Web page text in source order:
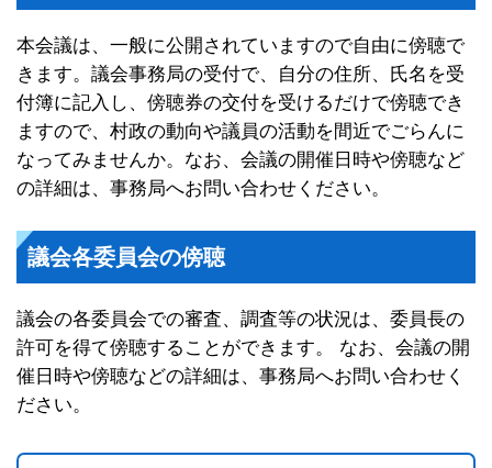
本会議は、一般に公開されていますので自由に傍聴で
きます。議会事務局の受付で、自分の住所、氏名を受
付簿に記入し、傍聴券の交付を受けるだけで傍聴でき
ますので、村政の動向や議員の活動を間近でごらんに
なってみませんか。なお、会議の開催日時や傍聴など
の詳細は、事務局へお問い合わせください。
議会各委員会の傍聴
議会の各委員会での審査、調査等の状況は、委員長の
許可を得て傍聴することができます。 なお、会議の開
催日時や傍聴などの詳細は、事務局へお問い合わせく
ださい。